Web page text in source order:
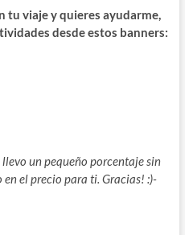
tu viaje y quieres ayudarme,
desde estos banners:
un pequeño porcentaje sin
el precio para ti. Gracias! :)-